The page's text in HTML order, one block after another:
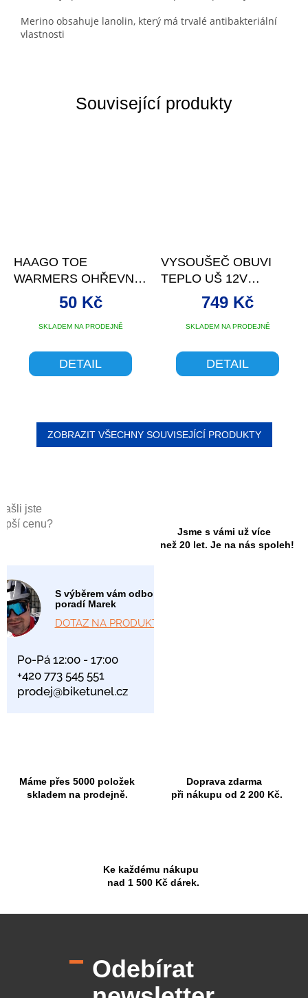
jste
cenu?
S výběrem vám odborně
poradí Marek
DOTAZ NA PRODUKT
Po-Pá 12:00 - 17:00
+420 773 545 551
prodej@biketunel.cz
Jsme s vámi už více
než 20 let. Je na nás spoleh!
Máme přes 5000 položek
skladem na prodejně.
Doprava zdarma
při nákupu od 2 200 Kč.
Ke každému nákupu
nad 1 500 Kč dárek.
Související produkty
HAAGO TOE
WARMERS OHŘEVNÉ
SÁČKY DO BOT PÁR
SKLADEM NA PRODEJNĚ
50 Kč
DETAIL
VYSOUŠEČ OBUVI
TEPLO UŠ 12V
MODRÁ
SKLADEM NA PRODEJNĚ
749 Kč
DETAIL
ZOBRAZIT VŠECHNY SOUVISEJÍCÍ PRODUKTY
Merino obsahuje lanolin, který má trvalé antibakteriální
vlastnosti
Odebírat